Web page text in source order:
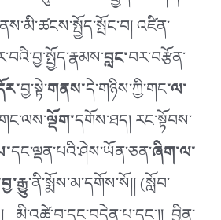
འཛིན་
བླང་བར་བརྩོན་
བྱ་སྟེ་གནས་དེ་གཉིས་ཀྱི་གང་ལ་
ལྡོག་དགོས་ཐད། རང་སྟོབས་
དང་ལྡན་པའི་ཤེས་ཡོན་ཅན་ཞིག་ལ་
་ནི་སྨོས་མ་དགོས་སོ།། (སློབ་